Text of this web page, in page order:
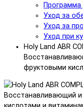
Уход за
Уход за
Уход при
Holy Land ABR
фруктовыми